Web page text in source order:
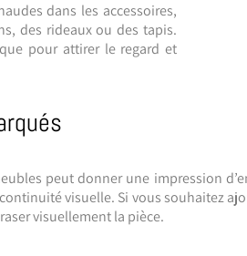
dans les accessoires,
des rideaux ou des tapis.
pour attirer le regard et
peut donner une impression
visuelle. Si vous souhaitez
visuellement la pièce.